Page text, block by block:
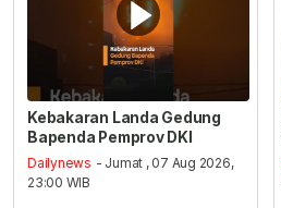
Kebakaran Landa Gedung
Bapenda Pemprov DKI
Dailynews - Jumat , 07 Aug 2026,
23:00 WIB